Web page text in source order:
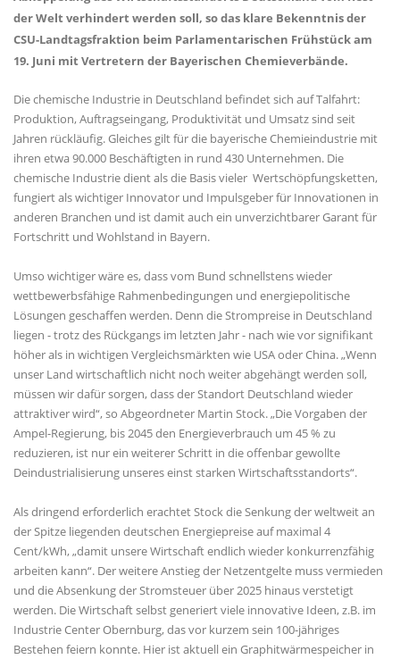
der Welt verhindert werden soll, so das klare Bekenntnis der
CSU-Landtagsfraktion beim Parlamentarischen Frühstück am
19. Juni mit Vertretern der Bayerischen Chemieverbände.
Die chemische Industrie in Deutschland befindet sich auf Talfahrt:
Produktion, Auftragseingang, Produktivität und Umsatz sind seit
Jahren rückläufig. Gleiches gilt für die bayerische Chemieindustrie mit
ihren etwa 90.000 Beschäftigten in rund 430 Unternehmen. Die
chemische Industrie dient als die Basis vieler Wertschöpfungsketten,
fungiert als wichtiger Innovator und Impulsgeber für Innovationen in
anderen Branchen und ist damit auch ein unverzichtbarer Garant für
Fortschritt und Wohlstand in Bayern.
Umso wichtiger wäre es, dass vom Bund schnellstens wieder
wettbewerbsfähige Rahmenbedingungen und energiepolitische
Lösungen geschaffen werden. Denn die Strompreise in Deutschland
liegen - trotz des Rückgangs im letzten Jahr - nach wie vor signifikant
höher als in wichtigen Vergleichsmärkten wie USA oder China. „Wenn
unser Land wirtschaftlich nicht noch weiter abgehängt werden soll,
müssen wir dafür sorgen, dass der Standort Deutschland wieder
attraktiver wird“, so Abgeordneter Martin Stock. „Die Vorgaben der
Ampel-Regierung, bis 2045 den Energieverbrauch um 45 % zu
reduzieren, ist nur ein weiterer Schritt in die offenbar gewollte
Deindustrialisierung unseres einst starken Wirtschaftsstandorts“.
Als dringend erforderlich erachtet Stock die Senkung der weltweit an
der Spitze liegenden deutschen Energiepreise auf maximal 4
Cent/kWh, „damit unsere Wirtschaft endlich wieder konkurrenzfähig
arbeiten kann“. Der weitere Anstieg der Netzentgelte muss vermieden
und die Absenkung der Stromsteuer über 2025 hinaus verstetigt
werden. Die Wirtschaft selbst generiert viele innovative Ideen, z.B. im
Industrie Center Obernburg, das vor kurzem sein 100-jähriges
Bestehen feiern konnte. Hier ist aktuell ein Graphitwärmespeicher in